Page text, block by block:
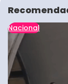
Nacional